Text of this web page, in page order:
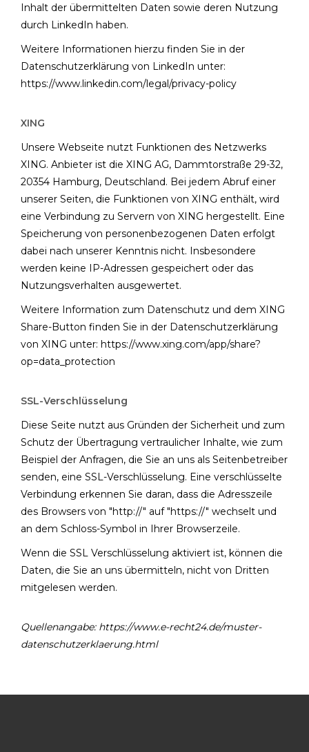
Inhalt der übermittelten Daten sowie deren Nutzung
durch LinkedIn haben.
Weitere Informationen hierzu finden Sie in der
Datenschutzerklärung von LinkedIn unter:
https://www.linkedin.com/legal/privacy-policy
XING
Unsere Webseite nutzt Funktionen des Netzwerks
XING. Anbieter ist die XING AG, Dammtorstraße 29-32,
20354 Hamburg, Deutschland. Bei jedem Abruf einer
unserer Seiten, die Funktionen von XING enthält, wird
eine Verbindung zu Servern von XING hergestellt. Eine
Speicherung von personenbezogenen Daten erfolgt
dabei nach unserer Kenntnis nicht. Insbesondere
werden keine IP-Adressen gespeichert oder das
Nutzungsverhalten ausgewertet.
Weitere Information zum Datenschutz und dem XING
Share-Button finden Sie in der Datenschutzerklärung
von XING unter: https://www.xing.com/app/share?
op=data_protection
SSL-Verschlüsselung
Diese Seite nutzt aus Gründen der Sicherheit und zum
Schutz der Übertragung vertraulicher Inhalte, wie zum
Beispiel der Anfragen, die Sie an uns als Seitenbetreiber
senden, eine SSL-Verschlüsselung. Eine verschlüsselte
Verbindung erkennen Sie daran, dass die Adresszeile
des Browsers von "http://" auf "https://" wechselt und
an dem Schloss-Symbol in Ihrer Browserzeile.
Wenn die SSL Verschlüsselung aktiviert ist, können die
Daten, die Sie an uns übermitteln, nicht von Dritten
mitgelesen werden.
Quellenangabe: https://www.e-recht24.de/muster-
datenschutzerklaerung.html